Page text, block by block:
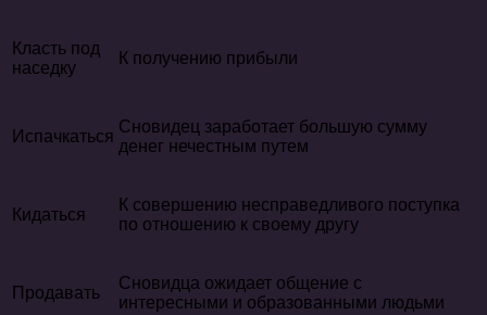
Класть под
наседку
К получению прибыли
Испачкаться
Сновидец заработает большую сумму
денег нечестным путем
Кидаться
К совершению несправедливого поступка
по отношению к своему другу
Продавать
Сновидца ожидает общение с
интересными и образованными людьми